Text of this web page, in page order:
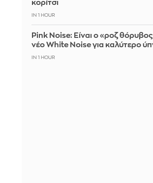
κορίτσι
IN 1 HOUR
Pink Noise: Είναι ο «ροζ
νέο White Noise για καλύτερο
IN 1 HOUR